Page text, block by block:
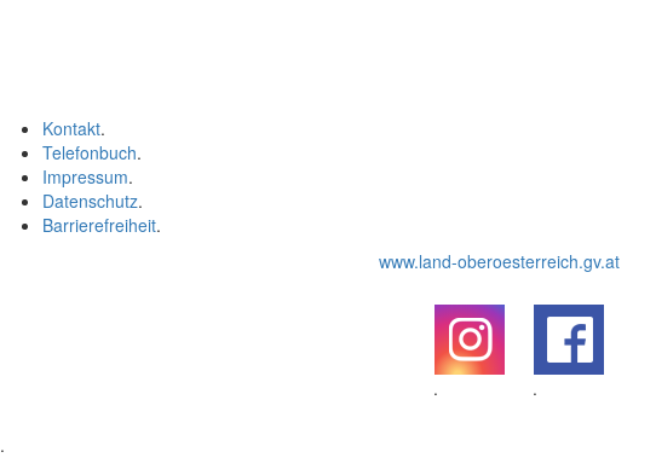
Kontakt.
Telefonbuch.
Impressum.
Datenschutz.
Barrierefreiheit.
www.land-oberoesterreich.gv.at
.
.
.